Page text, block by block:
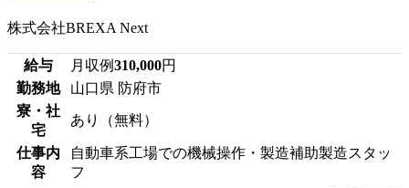
株式会社BREXA Next
給与 月収例310,000円
勤務地
山口県 防府市
寮・社
宅
あり（無料）
仕事内
容
自動車系工場での機械操作・製造補助製造スタッ
フ